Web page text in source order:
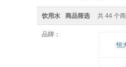
饮用水 商品筛选 共 44 个
品牌：
恒